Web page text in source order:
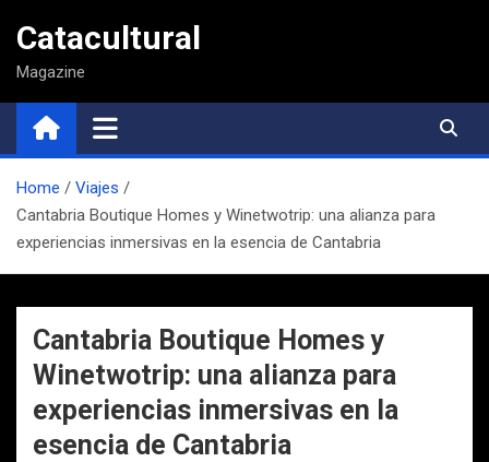
contenido
Catacultural
Magazine
Home
Viajes
Cantabria Boutique Homes y Winetwotrip: una alianza para
experiencias inmersivas en la esencia de Cantabria
Cantabria Boutique Homes y
Winetwotrip: una alianza para
experiencias inmersivas en la
esencia de Cantabria